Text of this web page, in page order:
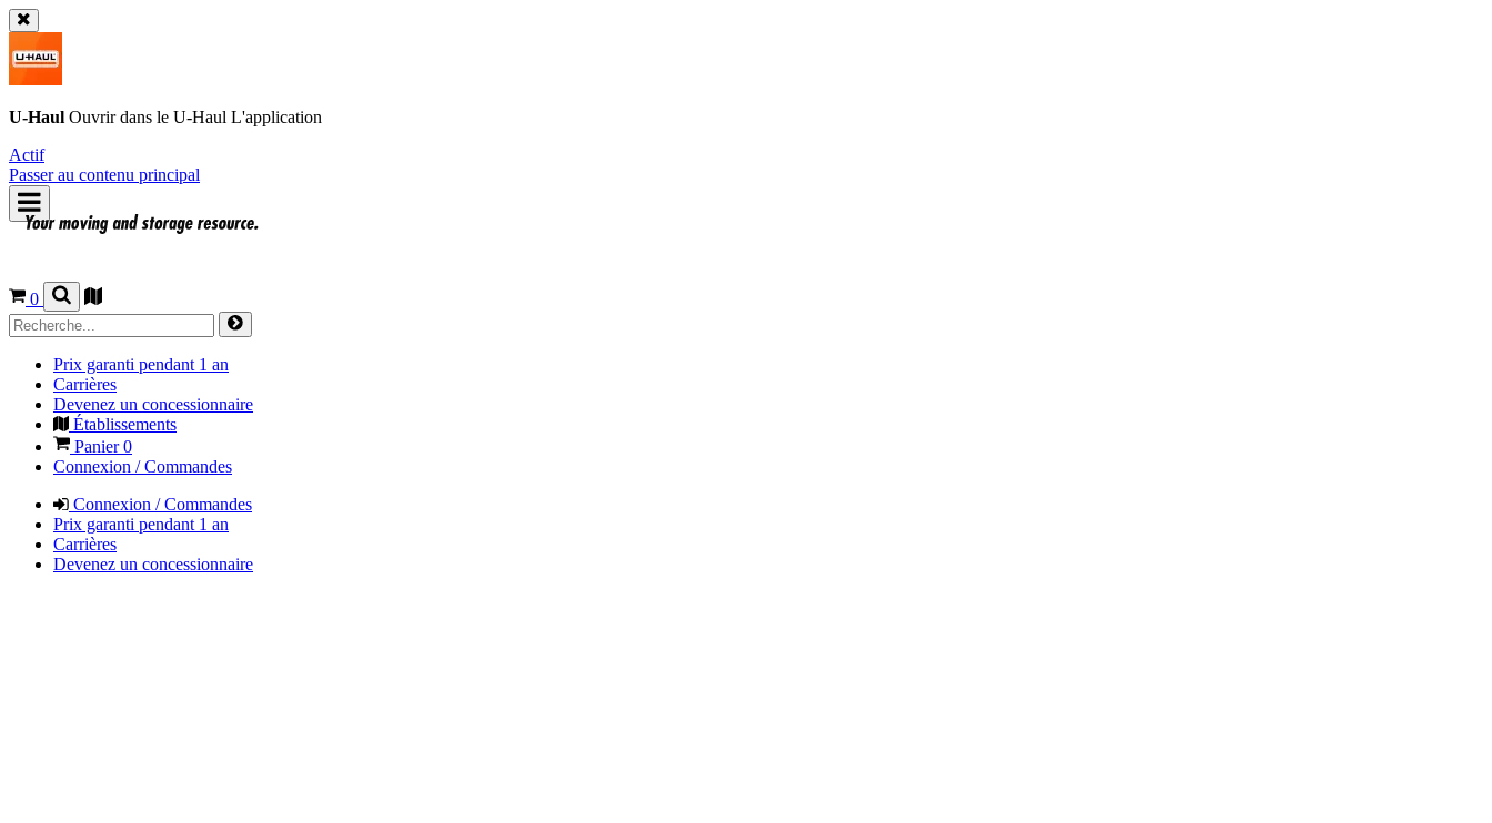
U-Haul Ouvrir dans le U-Haul L'application
Actif
Passer au contenu principal
0
Prix garanti pendant 1 an
Carrières
Devenez un concessionnaire
Établissements
Panier0
Connexion / Commandes
Connexion / Commandes
Prix garanti pendant 1 an
Carrières
Devenez un concessionnaire